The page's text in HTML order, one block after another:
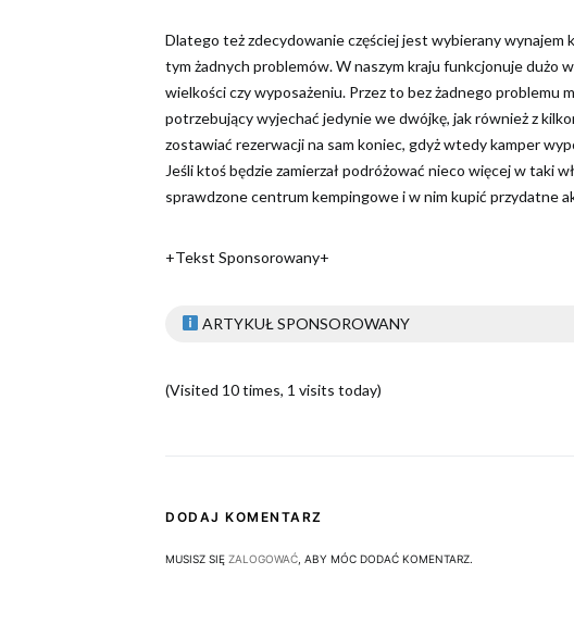
Dlatego też zdecydowanie częściej jest wybierany wynajem
tym żadnych problemów. W naszym kraju funkcjonuje dużo
wielkości czy wyposażeniu. Przez to bez żadnego problemu
potrzebujący wyjechać jedynie we dwójkę, jak również z
zostawiać rezerwacji na sam koniec, gdyż wtedy kamper
Jeśli ktoś będzie zamierzał podróżować nieco więcej w taki
sprawdzone centrum kempingowe i w nim kupić przydatne
+Tekst Sponsorowany+
ARTYKUŁ SPONSOROWANY
(Visited 10 times, 1 visits today)
DODAJ KOMENTARZ
MUSISZ SIĘ ZALOGOWAĆ , ABY MÓC DODAĆ KOMENTARZ.